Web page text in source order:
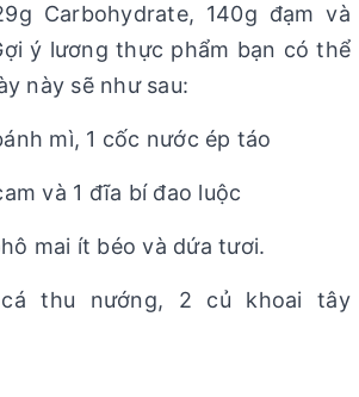
Carbohydrate, 140g đạm và
ý lương thực phẩm bạn có thể
này sẽ như sau:
mì, 1 cốc nước ép táo
và 1 đĩa bí đao luộc
mai ít béo và dứa tươi.
thu nướng, 2 củ khoai tây